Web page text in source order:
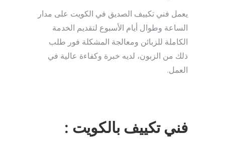
يعمل فني تكييف الصديق في الكويت على مدار
الساعة وطوال أيام الأسبوع لتقديم الخدمة
الكاملة للزبائن ومعالجة المشكلة فور طلب
ذلك من الزبون، لديه خبرة وكفاءة عالية في
العمل.
فني تكييف بالكويت :